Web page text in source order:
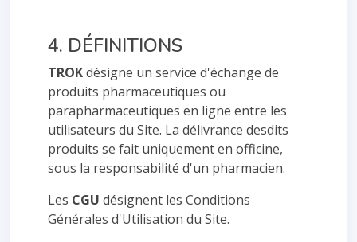
4. DÉFINITIONS
TROKdésigne un service d'échange de
produits pharmaceutiques ou
parapharmaceutiques en ligne entre les
utilisateurs du Site. La délivrance desdits
produits se fait uniquement en officine,
sous la responsabilité d'un pharmacien.
Les CGU désignent les Conditions
Générales d'Utilisation du Site.